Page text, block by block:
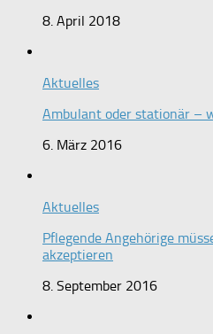
8. April 2018
Aktuelles
Ambulant oder stationär –
6. März 2016
Aktuelles
Pflegende Angehörige
akzeptieren
8. September 2016